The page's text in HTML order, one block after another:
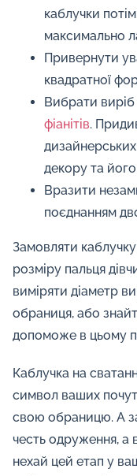
каблучки
максимально
Привернути
квадратної
Вибрати
фіанітів.
декору та
Вразити
поєднанням
Замовляти
розміру пальця
виміряти діаметр
обраниця, або
допоможе в цьому
Каблучка на
символ ваших
свою обраницю. А
честь одруження,
нехай цей етап у